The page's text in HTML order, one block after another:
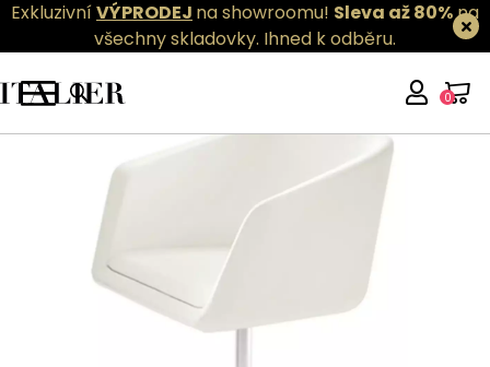
ExkluzivníVÝPRODEJ na showroomu! Sleva až 80%na
všechny skladovky. Ihned k odběru.
0